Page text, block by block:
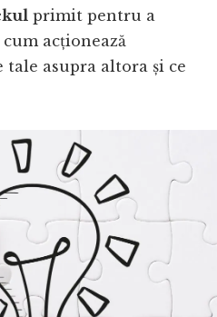
primit pentru a
acționează
asupra altora și ce